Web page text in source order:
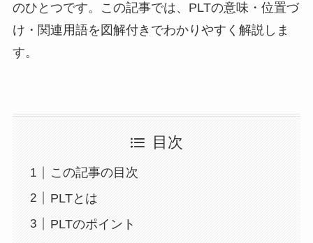
のひとつです。この記事では、PLTの意味・位置づ
け・関連用語を図解付きでわかりやすく解説しま
す。
目次
この記事の目次
PLTとは
PLTのポイント